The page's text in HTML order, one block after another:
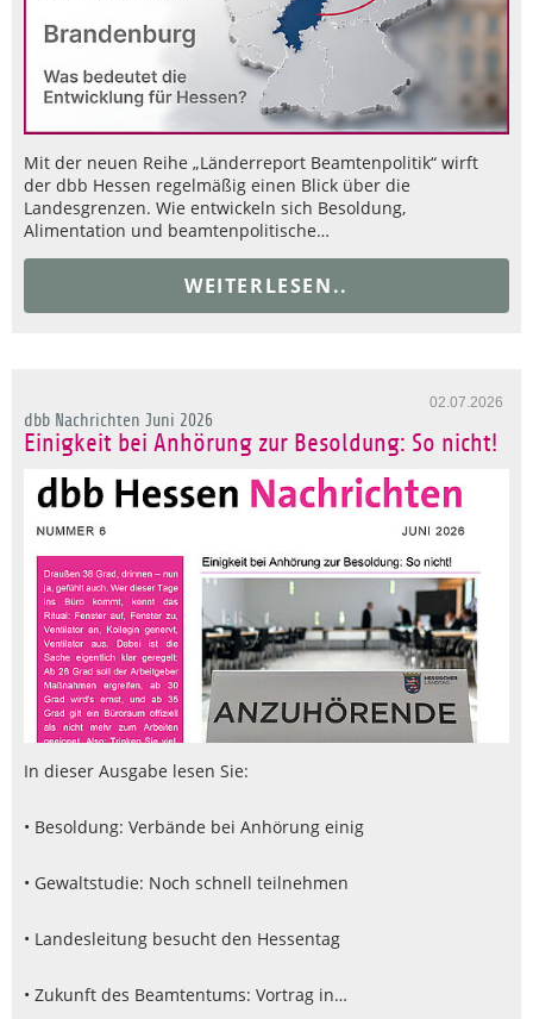
Mit der neuen Reihe „Länderreport Beamtenpolitik“ wirft
der dbb Hessen regelmäßig einen Blick über die
Landesgrenzen. Wie entwickeln sich Besoldung,
Alimentation und beamtenpolitische…
WEITERLESEN..
02.07.2026
dbb Nachrichten Juni 2026
Einigkeit bei Anhörung zur Besoldung: So nicht!
In dieser Ausgabe lesen Sie:
• Besoldung: Verbände bei Anhörung einig
• Gewaltstudie: Noch schnell teilnehmen
• Landesleitung besucht den Hessentag
• Zukunft des Beamtentums: Vortrag in…